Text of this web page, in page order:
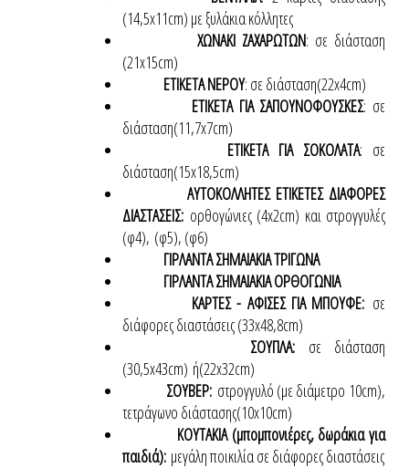
(14,5x11cm) με ξυλάκια κόλλητες
ΧΩΝΑΚΙ ΖΑΧΑΡΩΤΩΝ: σε διάσταση
(21x15cm)
ΕΤΙΚΕΤΑ ΝΕΡΟΥ: σε διάσταση(22x4cm)
ΕΤΙΚΕΤΑ ΓΙΑ ΣΑΠΟΥΝΟΦΟΥΣΚΕΣ: σε
διάσταση(11,7x7cm)
ΕΤΙΚΕΤΑ ΓΙΑ ΣΟΚΟΛΑΤΑ: σε
διάσταση(15x18,5cm)
ΑΥΤΟΚΟΛΛΗΤΕΣ ΕΤΙΚΕΤΕΣ ΔΙΑΦΟΡΕΣ
ΔΙΑΣΤΑΣΕΙΣ: ορθογώνιες (4x2cm) και στρογγυλές
(φ4), (φ5), (φ6)
ΓΙΡΛΑΝΤΑ ΣΗΜΑΙΑΚΙΑ ΤΡΙΓΩΝΑ
ΓΙΡΛΑΝΤΑ ΣΗΜΑΙΑΚΙΑ ΟΡΘΟΓΩΝΙΑ
ΚΑΡΤΕΣ - ΑΦΙΣΕΣ ΓΙΑ ΜΠΟΥΦΕ: σε
διάφορες διαστάσεις (33x48,8cm)
ΣΟΥΠΛΑ: σε διάσταση
(30,5x43cm) ή(22x32cm)
ΣΟΥΒΕΡ: στρογγυλό (με διάμετρο 10cm),
τετράγωνο διάστασης(10x10cm)
ΚΟΥΤΑΚΙΑ (μπομπονιέρες, δωράκια για
παιδιά): μεγάλη ποικιλία σε διάφορες διαστάσεις